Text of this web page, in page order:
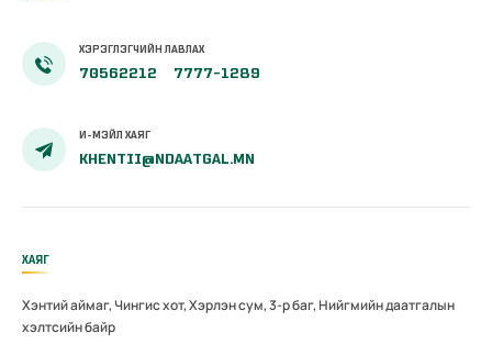
ХЭРЭГЛЭГЧИЙН ЛАВЛАХ
70562212 7777-1289
И-МЭЙЛ ХАЯГ
KHENTII@NDAATGAL.MN
ХАЯГ
Хэнтий аймаг, Чингис хот, Хэрлэн сум, 3-р баг, Нийгмийн даатгалын
хэлтсийн байр